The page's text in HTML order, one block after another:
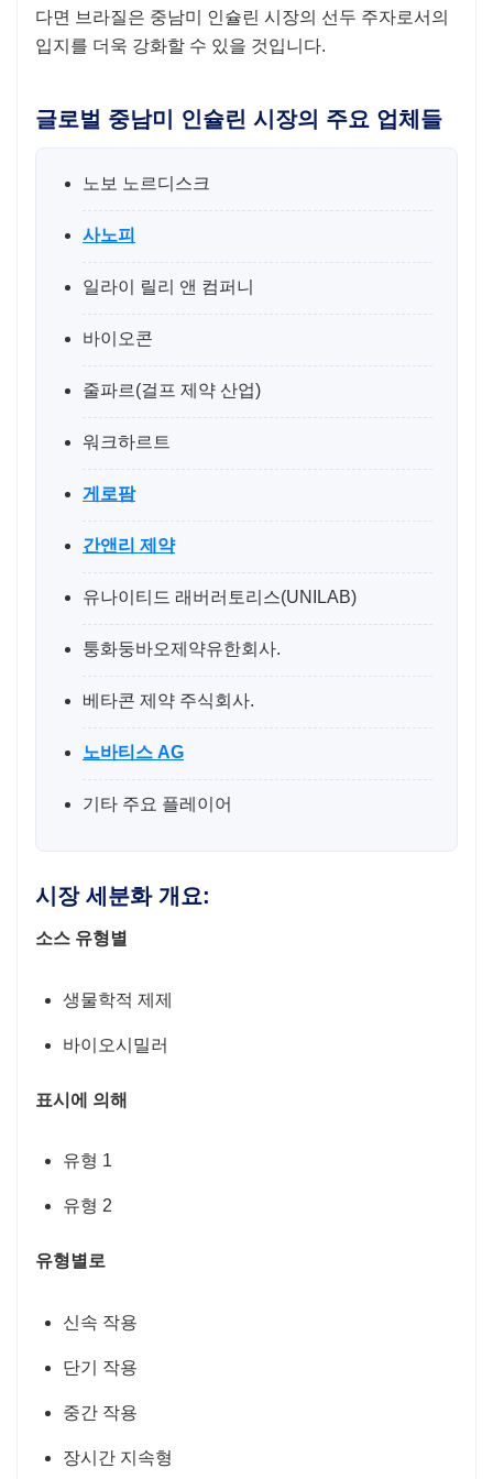
다면 브라질은 중남미 인슐린 시장의 선두 주자로서의
입지를 더욱 강화할 수 있을 것입니다.
글로벌 중남미 인슐린 시장의 주요 업체들
노보 노르디스크
사노피
일라이 릴리 앤 컴퍼니
바이오콘
줄파르(걸프 제약 산업)
워크하르트
게로팜
간앤리 제약
유나이티드 래버러토리스(UNILAB)
퉁화둥바오제약유한회사.
베타콘 제약 주식회사.
노바티스 AG
기타 주요 플레이어
시장 세분화 개요:
소스 유형별
생물학적 제제
바이오시밀러
표시에 의해
유형 1
유형 2
유형별로
신속 작용
단기 작용
중간 작용
장시간 지속형